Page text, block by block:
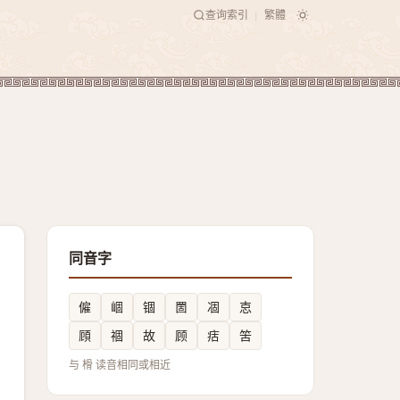
查询索引 繁體
同音字
僱 崓 锢 䍛 凅
怘
頋
祻 故 顾 㽽 䇢
与 榾 读音相同或相近